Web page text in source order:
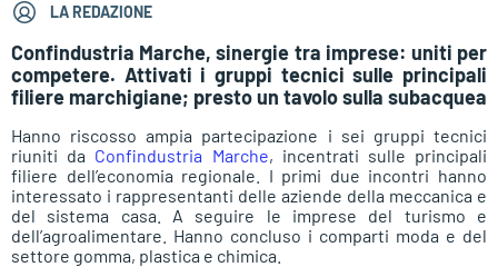
LA REDAZIONE
Confindustria Marche, sinergie tra imprese: uniti per
competere. Attivati i gruppi tecnici sulle principali
filiere marchigiane; presto un tavolo sulla subacquea
Hanno riscosso ampia partecipazione i sei gruppi tecnici
riuniti da Confindustria Marche, incentrati sulle principali
filiere dell’economia regionale. I primi due incontri hanno
interessato i rappresentanti delle aziende della meccanica e
del sistema casa. A seguire le imprese del turismo e
dell’agroalimentare. Hanno concluso i comparti moda e del
settore gomma, plastica e chimica.